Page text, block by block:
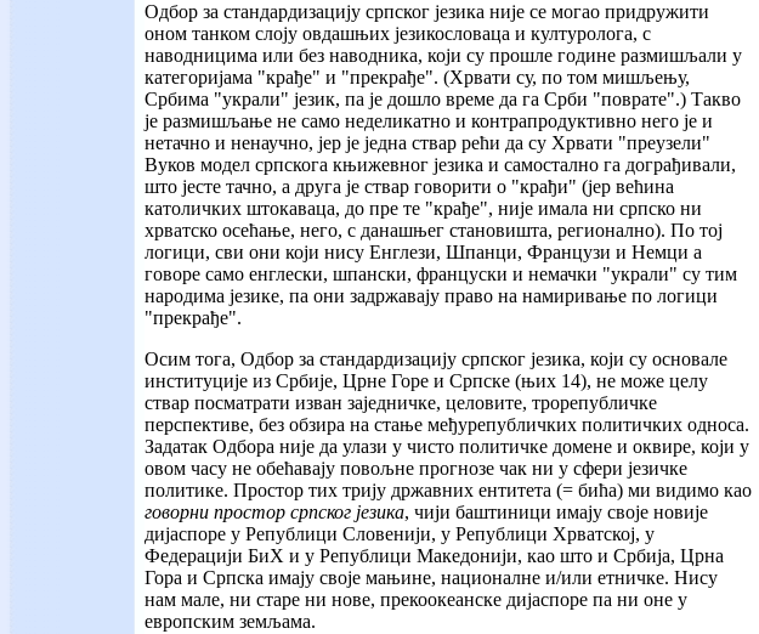
Одбор за стандардизацију српског језика није се могао придружити
оном танком слоју овдашњих језикословаца и културолога, с
наводницима или без наводника, који су прошле године размишљали у
категоријама "крађе" и "прекрађе". (Хрвати су, по том мишљењу,
Србима "украли" језик, па је дошло време да га Срби "поврате".) Такво
је размишљање не само неделикатно и контрапродуктивно него је и
нетачно и ненаучно, јер је једна ствар рећи да су Хрвати "преузели"
Вуков модел српскога књижевног језика и самостално га дограђивали,
што јесте тачно, а друга је ствар говорити о "крађи" (јер већина
католичких штокаваца, до пре те "крађе", није имала ни српско ни
хрватско осећање, него, с данашњег становишта, регионално). По тој
логици, сви они који нису Енглези, Шпанци, Французи и Немци а
говоре само енглески, шпански, француски и немачки "украли" су тим
народима језике, па они задржавају право на намиривање по логици
"прекрађе".
Осим тога, Одбор за стандардизацију српског језика, који су основале
институције из Србије, Црне Горе и Српске (њих 14), не може целу
ствар посматрати изван заједничке, целовите, трорепубличке
перспективе, без обзира на стање међурепубличких политичких односа.
Задатак Одбора није да улази у чисто политичке домене и оквире, који у
овом часу не обећавају повољне прогнозе чак ни у сфери језичке
политике. Простор тих трију државних ентитета (= бића) ми видимо као
говорни простор српског језика, чији баштиници имају своје новије
дијаспоре у Републици Словенији, у Републици Хрватској, у
Федерацији БиХ и у Републици Македонији, као што и Србија, Црна
Гора и Српска имају своје мањине, националне и/или етничке. Нису
нам мале, ни старе ни нове, прекоокеанске дијаспоре па ни оне у
европским земљама.